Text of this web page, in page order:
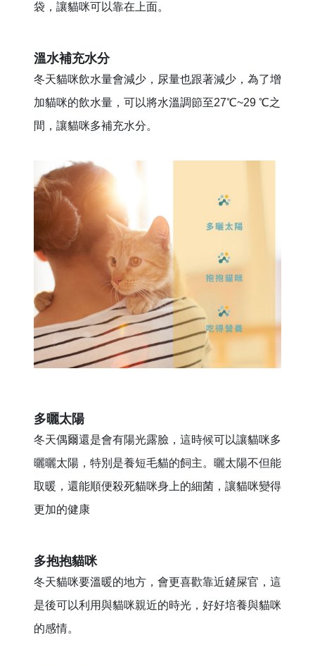
袋，讓貓咪可以靠在上面。
溫水補充水分
冬天貓咪飲水量會減少，尿量也跟著減少，為了增
加貓咪的飲水量，可以將水溫調節至27℃~29 ℃之
間，讓貓咪多補充水分。
多曬太陽
冬天偶爾還是會有陽光露臉，這時候可以讓貓咪多
曬曬太陽，特別是養短毛貓的飼主。曬太陽不但能
取暖，還能順便殺死貓咪身上的細菌，讓貓咪變得
更加的健康
多抱抱貓咪
冬天貓咪要溫暖的地方，會更喜歡靠近鏟屎官，這
是後可以利用與貓咪親近的時光，好好培養與貓咪
的感情。